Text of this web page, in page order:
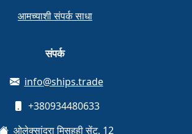
आमच्याशी संपर्क साधा
संपर्क
info@ships.trade
+380934480633
ओलेक्सांद्रा मिसहुही सेंट, 12